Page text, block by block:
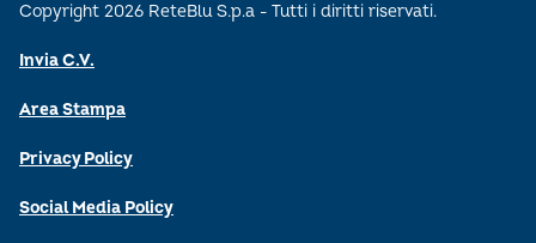
Copyright 2026 ReteBlu S.p.a - Tutti i diritti riservati.
Invia C.V.
Area Stampa
Privacy Policy
Social Media Policy